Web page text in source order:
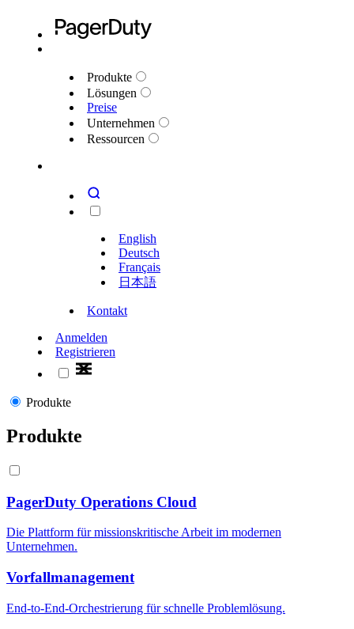
Produkte
Lösungen
Preise
Unternehmen
Ressourcen
English
Deutsch
Français
日本語
Kontakt
Anmelden
Registrieren
Produkte
Produkte
PagerDuty Operations Cloud
Die Plattform für missionskritische Arbeit im modernen
Unternehmen.
Vorfallmanagement
End-to-End-Orchestrierung für schnelle Problemlösung.